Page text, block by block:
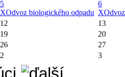
5
XOdvoz biologického odpadu
6
X
12
13
19
20
26
27
2 3